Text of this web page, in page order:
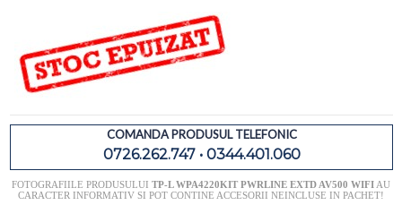
COMANDA PRODUSUL TELEFONIC
0726.262.747 • 0344.401.060
FOTOGRAFIILE PRODUSULUI TP-L WPA4220KIT PWRLINE EXTD AV500 WIFIAU
CARACTER INFORMATIV SI POT CONTINE ACCESORII NEINCLUSE IN PACHET!